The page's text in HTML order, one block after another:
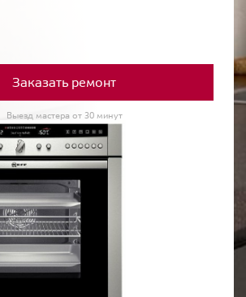
Заказать ремонт
Выезд мастера от 30 минут